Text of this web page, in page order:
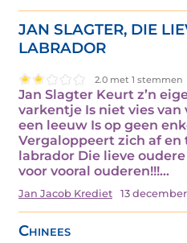
JAN SLAGTER, DIE
LABRADOR
2.0 met 1 stemmen
Jan Slagter Keurt z’n
varkentje Is niet vies van
een leeuw Is op geen
Vergaloppeert zich af
labrador Die lieve
voor vooral ouderen!!!…
Jan Jacob Krediet 13
Chinees